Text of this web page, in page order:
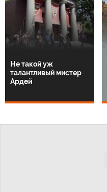
Не такой уж
талантливый мистер
Ардей